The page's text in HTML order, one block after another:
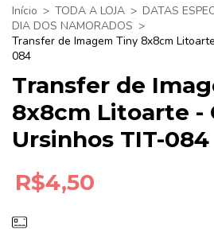
Início > TODA A LOJA > DATAS
DIA DOS NAMORADOS >
Transfer de Imagem Tiny 8x8cm
084
Transfer de
8x8cm Litoarte -
Ursinhos TIT-084
R$4,50